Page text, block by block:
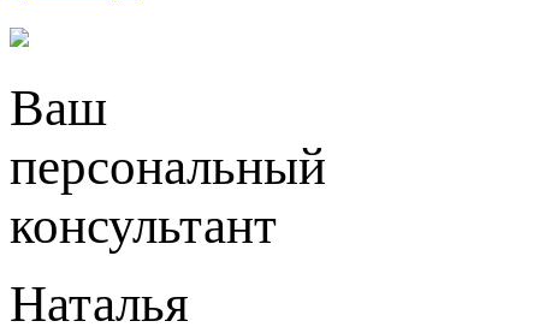
Ваш
персональный
консультант
Наталья